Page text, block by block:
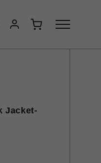
Jacket-